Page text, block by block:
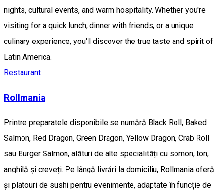
nights, cultural events, and warm hospitality. Whether you're
visiting for a quick lunch, dinner with friends, or a unique
culinary experience, you'll discover the true taste and spirit of
Latin America.
Restaurant
Rollmania
Printre preparatele disponibile se numără Black Roll, Baked
Salmon, Red Dragon, Green Dragon, Yellow Dragon, Crab Roll
sau Burger Salmon, alături de alte specialități cu somon, ton,
anghilă și creveți. Pe lângă livrări la domiciliu, Rollmania oferă
și platouri de sushi pentru evenimente, adaptate în funcție de